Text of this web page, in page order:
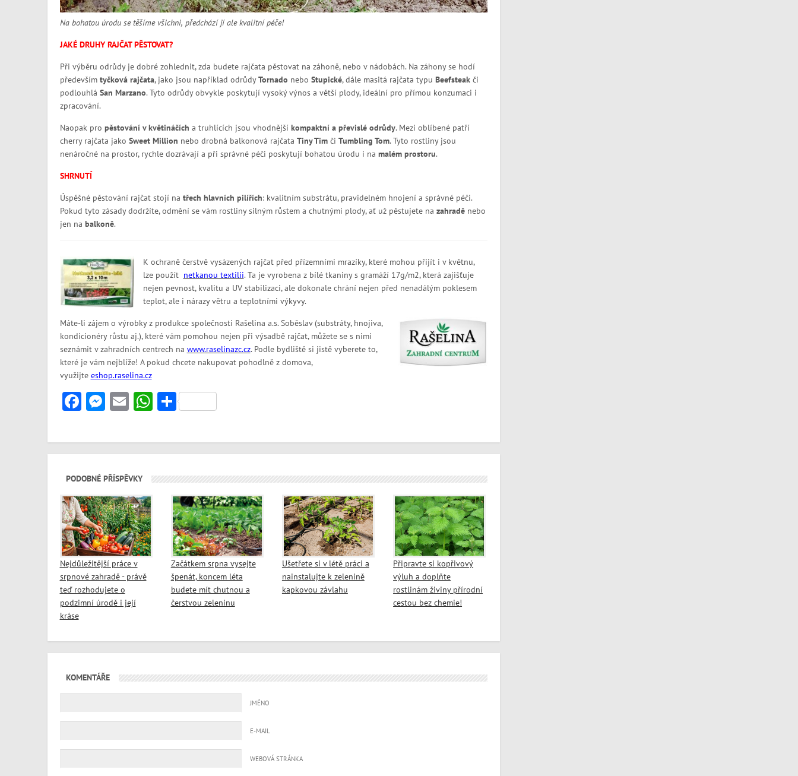
Na bohatou úrodu se těšíme všichni, předchází jí ale kvalitní péče!
JAKÉ DRUHY RAJČAT PĚSTOVAT?
Při výběru odrůdy je dobré zohlednit, zda budete rajčata pěstovat na záhoně, nebo v nádobách. Na záhony se hodí
především tyčková rajčata, jako jsou například odrůdyTornado nebo Stupické, dále masitá rajčata typu Beefsteakči
podlouhlá San Marzano. Tyto odrůdy obvykle poskytují vysoký výnos a větší plody, ideální pro přímou konzumaci i
zpracování.
Naopak pro pěstování v květináčích a truhlících jsou vhodnější kompaktní a převislé odrůdy. Mezi oblíbené patří
cherry rajčata jako Sweet Million nebo drobná balkonová rajčata Tiny Timči Tumbling Tom. Tyto rostliny jsou
nenáročné na prostor, rychle dozrávají a při správné péči poskytují bohatou úrodu i na malém prostoru.
SHRNUTÍ
Úspěšné pěstování rajčat stojí na třech hlavních pilířích: kvalitním substrátu, pravidelném hnojení a správné péči.
Pokud tyto zásady dodržíte, odmění se vám rostliny silným růstem a chutnými plody, ať už pěstujete na zahraděnebo
jen na balkoně.
K ochraně čerstvě vysázených rajčat před přízemními mrazíky, které mohou přijít i v květnu,
lze použít netkanou textilii. Ta je vyrobena z bílé tkaniny s gramáží 17g/m2, která zajišťuje
nejen pevnost, kvalitu a UV stabilizaci, ale dokonale chrání nejen před nenadálým poklesem
teplot, ale i nárazy větru a teplotními výkyvy.
Máte-li zájem o výrobky z produkce společnosti Rašelina a.s. Soběslav (substráty, hnojiva,
kondicionéry růstu aj.), které vám pomohou nejen při výsadbě rajčat, můžete se s nimi
seznámit v zahradních centrech na www.raselinazc.cz. Podle bydliště si jistě vyberete to,
které je vám nejblíže! A pokud chcete nakupovat pohodlně z domova,
využijte eshop.raselina.cz
Facebook
Messenger
EmailWhatsApp
Share
PODOBNÉ PŘÍSPĚVKY
Nejdůležitější práce v
srpnové zahradě - právě
teď rozhodujete o
podzimní úrodě i její
kráse
Začátkem srpna vysejte
špenát, koncem léta
budete mít chutnou a
čerstvou zeleninu
Ušetřete si v létě práci a
nainstalujte k zelenině
kapkovou závlahu
Připravte si kopřivový
výluh a doplňte
rostlinám živiny přírodní
cestou bez chemie!
KOMENTÁŘE
JMÉNO
E-MAIL
WEBOVÁ STRÁNKA